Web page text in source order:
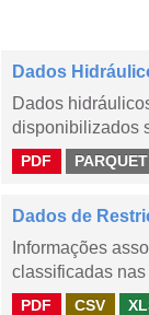
Dados
Dados
disponibilizados
PDF PARQUET
Dados de
Informações
classificadas nas
PDF CSV